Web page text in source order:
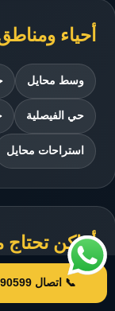
أحياء
وسط محايل
حي الفيصلية
استراحات محايل
أماكن
مطاعم محايل
📞 اتصال 0559290599